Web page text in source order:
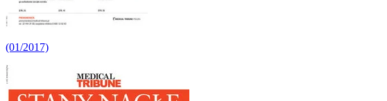
(01/2017)